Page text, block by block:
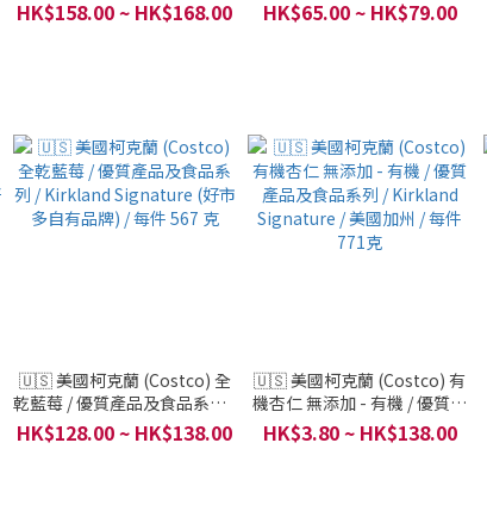
Cascadian Farm / 每件 964g
HK$158.00 ~ HK$168.00
超市 / 每件 453g
HK$65.00 ~ HK$79.00
🇺🇸 美國柯克蘭 (Costco) 全
乾藍莓 / 優質產品及食品系列 /
Kirkland Signature (好市多
自有品牌) / 每件 567 克
HK$128.00 ~ HK$138.00
🇺🇸 美國柯克蘭 (Costco) 有
機杏仁 無添加 - 有機 / 優質產
品及食品系列 / Kirkland
Signature / 美國加州 / 每件
HK$3.80 ~ HK$138.00